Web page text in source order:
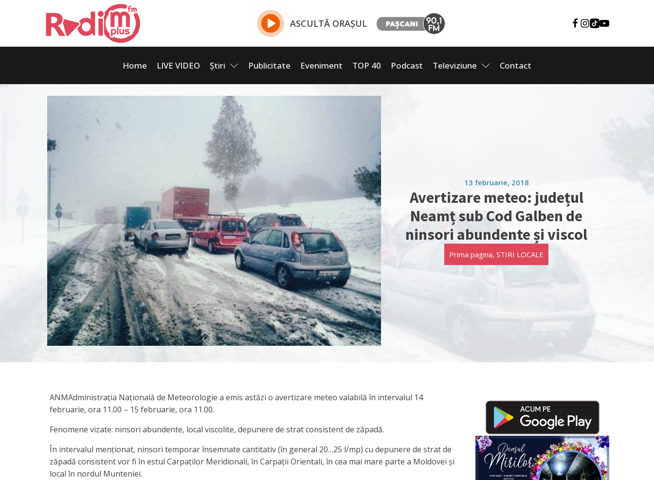
ASCULTĂ ORAȘUL
Home LIVE VIDEO Știri Publicitate Eveniment TOP 40 Podcast Televiziune Contact
13 februarie, 2018
Avertizare meteo: județul
Neamț sub Cod Galben de
ninsori abundente și viscol
Prima pagina, STIRI LOCALE
ANMAdministrația Națională de Meteorologie a emis astăzi o avertizare meteo valabilă în intervalul 14
februarie, ora 11.00 – 15 februarie, ora 11.00.
Fenomene vizate: ninsori abundente, local viscolite, depunere de strat consistent de zăpadă.
În intervalul menționat, ninsori temporar însemnate cantitativ (în general 20…25 l/mp) cu depunere de strat de
zăpadă consistent vor fi în estul Carpaților Meridionali, în Carpații Orientali, în cea mai mare parte a Moldovei și
local în nordul Munteniei.